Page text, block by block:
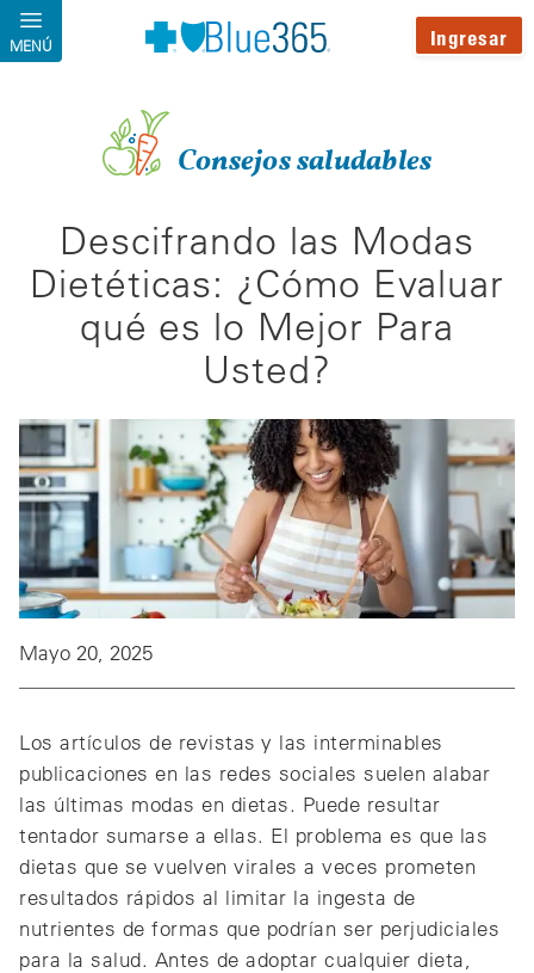
Pasar al contenido principal
MENÚ Ingresar
Consejos saludables
Descifrando las Modas
Dietéticas: ¿Cómo Evaluar
qué es lo Mejor Para
Usted?
Mayo 20, 2025
Los artículos de revistas y las interminables
publicaciones en las redes sociales suelen alabar
las últimas modas en dietas. Puede resultar
tentador sumarse a ellas. El problema es que las
dietas que se vuelven virales a veces prometen
resultados rápidos al limitar la ingesta de
nutrientes de formas que podrían ser perjudiciales
para la salud. Antes de adoptar cualquier dieta,